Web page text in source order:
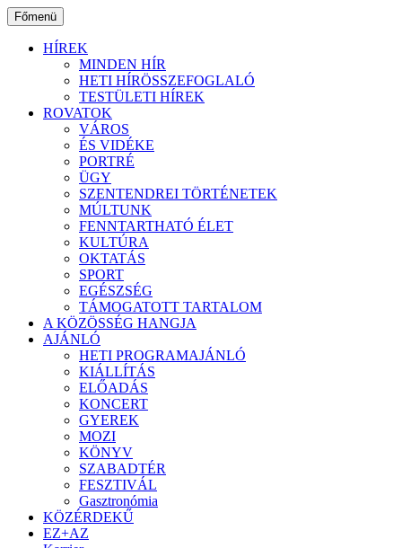
Ugrás
a
tartalomhoz
Főmenü
HÍREK
MINDEN HÍR
HETI HÍRÖSSZEFOGLALÓ
TESTÜLETI HÍREK
ROVATOK
VÁROS
ÉS VIDÉKE
PORTRÉ
ÜGY
SZENTENDREI TÖRTÉNETEK
MÚLTUNK
FENNTARTHATÓ ÉLET
KULTÚRA
OKTATÁS
SPORT
EGÉSZSÉG
TÁMOGATOTT TARTALOM
A KÖZÖSSÉG HANGJA
AJÁNLÓ
HETI PROGRAMAJÁNLÓ
KIÁLLÍTÁS
ELŐADÁS
KONCERT
GYEREK
MOZI
KÖNYV
SZABADTÉR
FESZTIVÁL
Gasztronómia
KÖZÉRDEKŰ
EZ+AZ